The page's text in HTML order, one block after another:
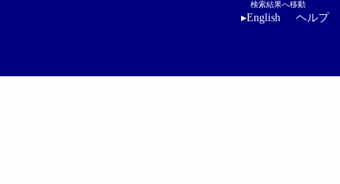
検索結果へ移動
▸English ヘルプ